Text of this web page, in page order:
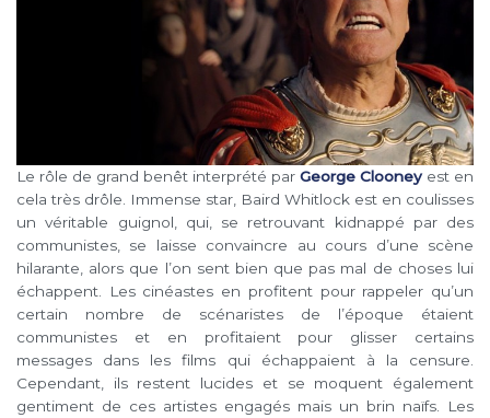
Le rôle de grand benêt interprété par George Clooneyest en
cela très drôle. Immense star, Baird Whitlock est en coulisses
un véritable guignol, qui, se retrouvant kidnappé par des
communistes, se laisse convaincre au cours d’une scène
hilarante, alors que l’on sent bien que pas mal de choses lui
échappent. Les cinéastes en profitent pour rappeler qu’un
certain nombre de scénaristes de l’époque étaient
communistes et en profitaient pour glisser certains
messages dans les films qui échappaient à la censure.
Cependant, ils restent lucides et se moquent également
gentiment de ces artistes engagés mais un brin naïfs. Les